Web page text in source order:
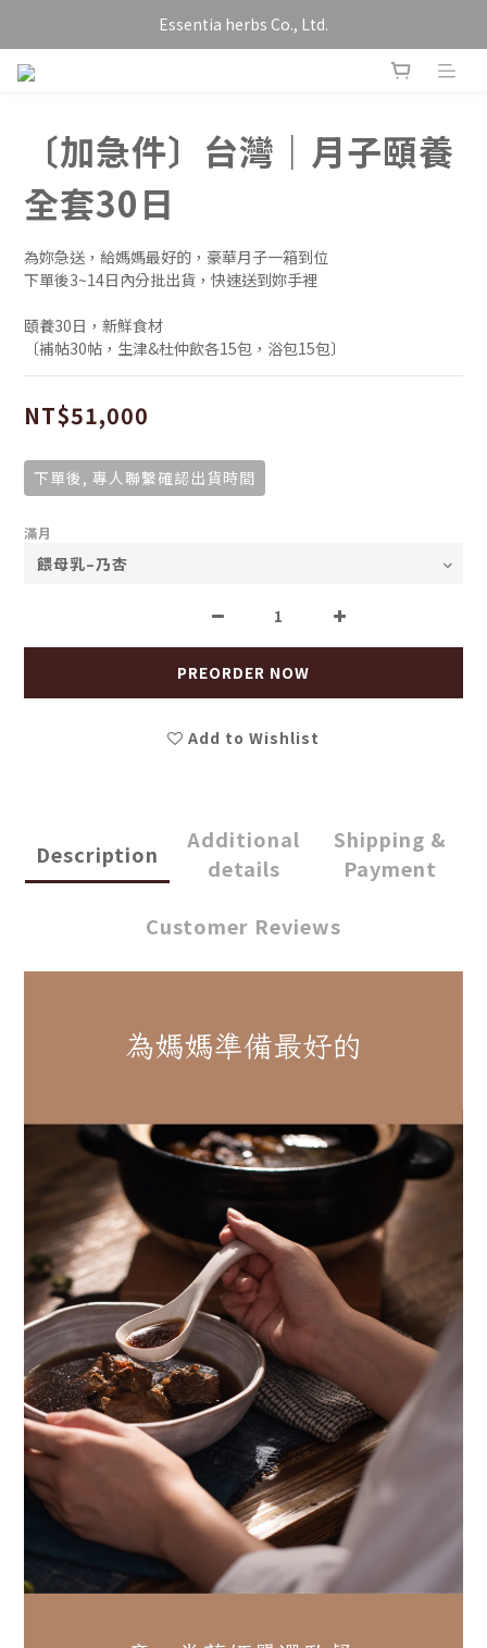
Essentia herbs Co., Ltd.
〔加急件〕台灣｜月子頤養
全套30日
為妳急送，給媽媽最好的，豪華月子一箱到位
下單後3~14日內分批出貨，快速送到妳手裡
頤養30日，新鮮食材
〔補帖30帖，生津&杜仲飲各15包，浴包15包〕
NT$51,000
下單後, 專人聯繫確認出貨時間
滿月
PREORDER NOW
Add to Wishlist
Description
Additional
details
Shipping &
Payment
Customer Reviews